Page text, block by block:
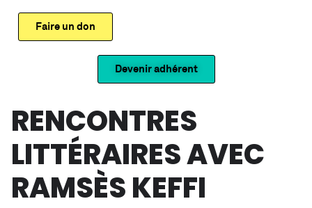
Faire un don
Devenir adhérent
RENCONTRES
LITTÉRAIRES AVEC
RAMSÈS KEFFI